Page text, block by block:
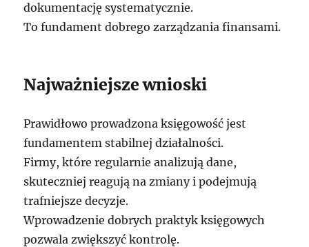
dokumentację systematycznie.
To fundament dobrego zarządzania finansami.
Najważniejsze wnioski
Prawidłowo prowadzona księgowość jest
fundamentem stabilnej działalności.
Firmy, które regularnie analizują dane,
skuteczniej reagują na zmiany i podejmują
trafniejsze decyzje.
Wprowadzenie dobrych praktyk księgowych
pozwala zwiększyć kontrolę.